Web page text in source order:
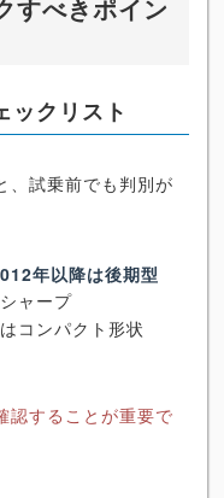
すべきポイン
ックリスト
、試乗前でも判別が
年以降は後期型
ャープ
コンパクト形状
認することが重要で